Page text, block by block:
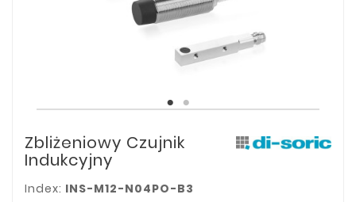
Zbliżeniowy Czujnik
Indukcyjny
Index: INS-M12-N04PO-B3